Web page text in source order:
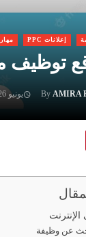
إعلانات PPC
By AMIRA يونيو 26, 2023